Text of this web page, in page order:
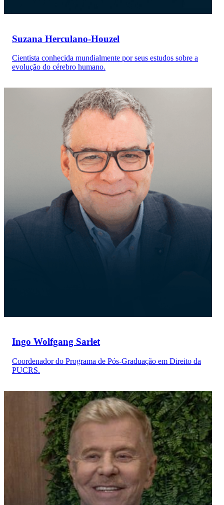
Suzana Herculano-Houzel
Cientista conhecida mundialmente por seus estudos sobre a
evolução do cérebro humano.
Ingo Wolfgang Sarlet
Coordenador do Programa de Pós-Graduação em Direito da
PUCRS.